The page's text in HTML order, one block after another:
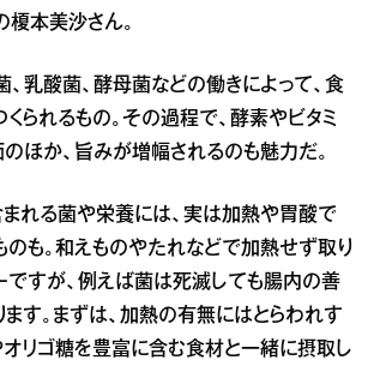
本美沙さん。
乳酸菌、酵母菌などの働きによって、食
られるもの。その過程で、酵素やビタミ
ほか、旨みが増幅されるのも魅力だ。
まれる菌や栄養には、実は加熱や胃酸で
も。和えものやたれなどで加熱せず取り
ですが、例えば菌は死滅しても腸内の善
す。まずは、加熱の有無にはとらわれす
リゴ糖を豊富に含む食材と一緒に摂取し